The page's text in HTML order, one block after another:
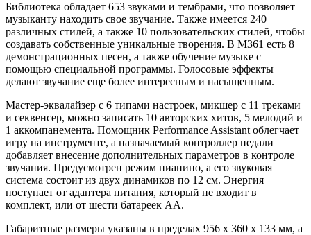
Библиотека обладает 653 звуками и тембрами, что позволяет
музыканту находить свое звучание. Также имеется 240
различных стилей, а также 10 пользовательских стилей, чтобы
создавать собственные уникальные творения. В M361 есть 8
демонстрационных песен, а также обучение музыке с
помощью специальной программы. Голосовые эффекты
делают звучание еще более интересным и насыщенным.
Мастер-эквалайзер с 6 типами настроек, микшер с 11 треками
и секвенсер, можно записать 10 авторских хитов, 5 мелодий и
1 аккомпанемента. Помощник Performance Assistant облегчает
игру на инструменте, а назначаемый контроллер педали
добавляет внесение дополнительных параметров в контроле
звучания. Предусмотрен режим пианино, а его звуковая
система состоит из двух динамиков по 12 см. Энергия
поступает от адаптера питания, который не входит в
комплект, или от шести батареек AA.
Габаритные размеры указаны в пределах 956 x 360 x 133 мм, а